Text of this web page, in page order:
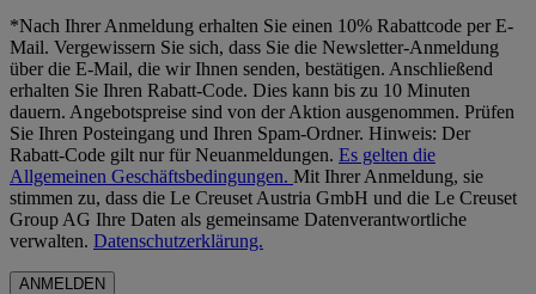
*Nach Ihrer Anmeldung erhalten Sie einen 10% Rabattcode per E-
Mail. Vergewissern Sie sich, dass Sie die Newsletter-Anmeldung
über die E-Mail, die wir Ihnen senden, bestätigen. Anschließend
erhalten Sie Ihren Rabatt-Code. Dies kann bis zu 10 Minuten
dauern. Angebotspreise sind von der Aktion ausgenommen. Prüfen
Sie Ihren Posteingang und Ihren Spam-Ordner. Hinweis: Der
Rabatt-Code gilt nur für Neuanmeldungen. Es gelten die
Allgemeinen Geschäftsbedingungen. Mit Ihrer Anmeldung, sie
stimmen zu, dass die Le Creuset Austria GmbH und die Le Creuset
Group AG Ihre Daten als gemeinsame Datenverantwortliche
verwalten. Datenschutzerklärung.